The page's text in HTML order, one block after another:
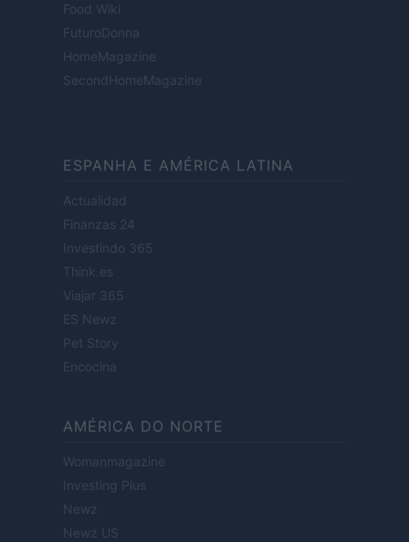
Food Wiki
FuturoDonna
HomeMagazine
SecondHomeMagazine
ESPANHA E AMÉRICA LATINA
Actualidad
Finanzas 24
Investindo 365
Think.es
Viajar 365
ES Newz
Pet Story
Encocina
AMÉRICA DO NORTE
Womanmagazine
Investing Plus
Newz
Newz US